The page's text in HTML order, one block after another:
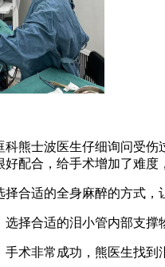
熊士波医生仔细询问受
配合，给手术增加了难度
合适的全身麻醉的方式，
择合适的泪小管内部支撑
术非常成功，熊医生找